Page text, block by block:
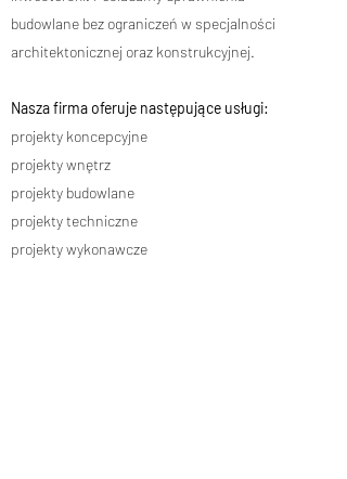
budowlane bez ograniczeń w specjalności
architektonicznej oraz konstrukcyjnej.
Nasza firma oferuje następujące usługi:
projekty koncepcyjne
projekty wnętrz
projekty budowlane
projekty techniczne
projekty wykonawcze